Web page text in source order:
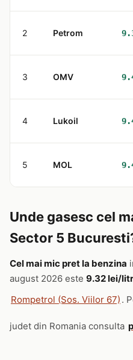
2 Petrom
3 OMV
4 Lukoil
5 MOL
Unde gasesc cel
Sector 5
Cel mai mic pret la benzina
august 2026 este 9.32 lei/
Rompetrol (Sos. Viilor 67) .
judet din Romania consulta